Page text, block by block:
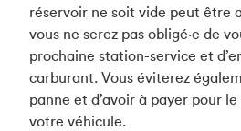
réservoir ne soit vide peut être
vous ne serez pas obligé·e de
prochaine station-service et
carburant. Vous éviterez
panne et d’avoir à payer pour
votre véhicule.